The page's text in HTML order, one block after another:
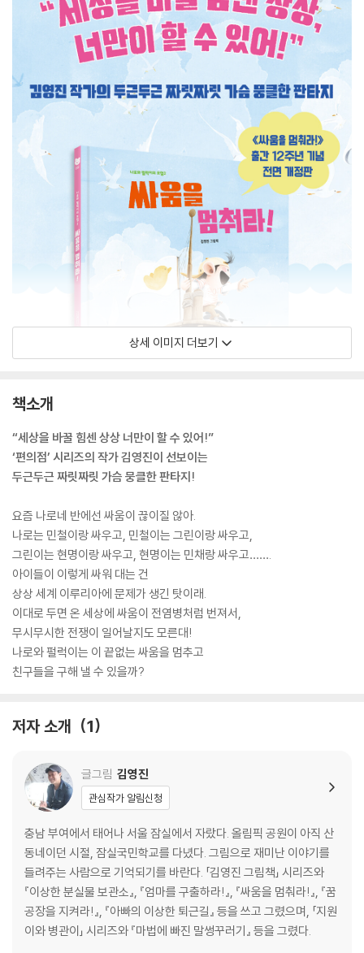
상세 이미지 더보기
책소개
“세상을 바꿀 힘센 상상 너만이 할 수 있어!”
‘편의점’ 시리즈의 작가 김영진이 선보이는
두근두근 짜릿짜릿 가슴 뭉클한 판타지!
요즘 나로네 반에선 싸움이 끊이질 않아.
나로는 민철이랑 싸우고, 민철이는 그린이랑 싸우고,
그린이는 현명이랑 싸우고, 현명이는 민채랑 싸우고…….
아이들이 이렇게 싸워 대는 건
상상 세계 이루리아에 문제가 생긴 탓이래.
이대로 두면 온 세상에 싸움이 전염병처럼 번져서,
무시무시한 전쟁이 일어날지도 모른대!
나로와 펄럭이는 이 끝없는 싸움을 멈추고
친구들을 구해 낼 수 있을까?
저자 소개 1
글그림 김영진
관심작가 알림신청
충남 부여에서 태어나 서울 잠실에서 자랐다. 올림픽 공원이 아직 산
동네이던 시절, 잠실국민학교를 다녔다. 그림으로 재미난 이야기를
들려주는 사람으로 기억되기를 바란다. 「김영진 그림책」 시리즈와
『이상한 분실물 보관소』, 『엄마를 구출하라!』, 『싸움을 멈춰라!』, 『꿈
공장을 지켜라!』, 『아빠의 이상한 퇴근길』 등을 쓰고 그렸으며, 「지원
이와 병관이」 시리즈와 『마법에 빠진 말썽꾸러기』 등을 그렸다.